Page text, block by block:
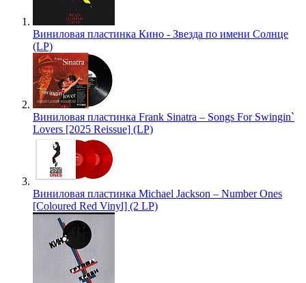
Виниловая пластинка Кино - Звезда по имени Солнце
(LP)
Виниловая пластинка Frank Sinatra – Songs For Swingin`
Lovers [2025 Reissue] (LP)
Виниловая пластинка Michael Jackson – Number Ones
[Coloured Red Vinyl] (2 LP)